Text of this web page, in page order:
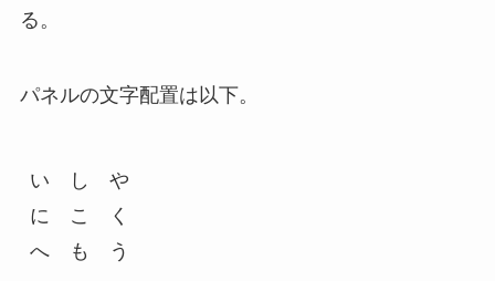
る。
パネルの文字配置は以下。
い　し　や
に　こ　く